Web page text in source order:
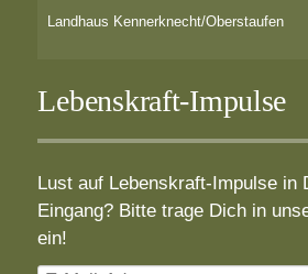
Landhaus Kennerknecht/Oberstaufen
Lebenskraft-Impulse
Lust auf Lebenskraft-Impulse in
Eingang? Bitte trage Dich in
ein!